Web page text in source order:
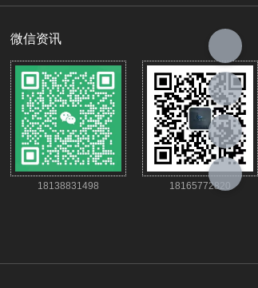
微信资讯
18138831498 18165772820